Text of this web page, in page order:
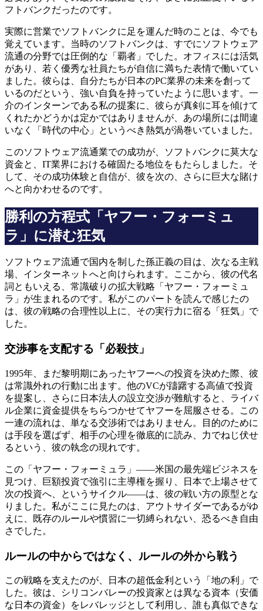
フトバンクだったのです。
実際に営業でソフトバンクに足を運んだ時のことは、今でも
覚えています。当時のソフトバンクは、すでにソフトウェア
流通の分野では圧倒的な「覇者」でした。オフィスには活気
があり、若く優秀な社員たちが自信に満ちた表情で働いてい
ました。彼らは、自分たちが日本のPC業界の未来を創って
いるのだという、強い自負を持っていたように思います。一
介のインターンである私の提案に、彼らが真剣に耳を傾けて
くれたかどうかは定かではありませんが、あの場所には間違
いなく「時代の中心」というべき熱気が渦巻いていました。
このソフトウェア流通業での成功が、ソフトバンクに莫大な
資金と、IT業界における確固たる地位をもたらしました。そ
して、その成功体験と自信が、彼を次の、さらに巨大な賭け
へと向かわせるのです。
勝利の方程式「ヤフー・フォーミュ
ラ」に潜む狂気
ソフトウェア流通で国内を制した孫正義の目は、次なる主戦
場、インターネットへと向けられます。ここから、彼の代名
詞ともいえる、常識破りの拡大戦略「ヤフー・フォーミュ
ラ」が生まれるのです。私がこのパートを読んで感じたの
は、彼の戦略の合理性以上に、その実行力に宿る「狂気」で
した。
交渉事を支配する「必殺技」
1995年、まだ黎明期にあったヤフーへの投資を決めた際、彼
は常識外れの行動に出ます。他のVCが躊躇する高値で投資
を提案し、さらに日本法人の設立交渉が難航すると、ライバ
ル企業に資金提供をちらつかせてヤフーを屈服させる。この
一連の流れは、単なる交渉術ではありません。目的のために
は手段を選ばず、相手の心理を徹底的に読み、力でねじ伏せ
るという、彼の執念の現れです。
この「ヤフー・フォーミュラ」――米国の最先端ビジネスを
見つけ、巨額投資で強引に主導権を握り、日本で上場させて
次の投資へ、というサイクル――は、彼の戦い方の原型とな
りました。私がここに見たのは、アウトサイダーであるがゆ
えに、既存のルールや慣習に一切縛られない、恐るべき自由
さでした。
ルールの中からではなく、ルールの外から戦う
この戦略を支えたのが、日本の超低金利という「地の利」で
した。彼は、シリコンバレーの投資家とは異なる資本（安価
な日本の資金）をレバレッジとして利用し、誰も真似できな